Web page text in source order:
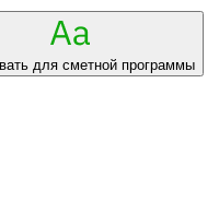
для сметной программы